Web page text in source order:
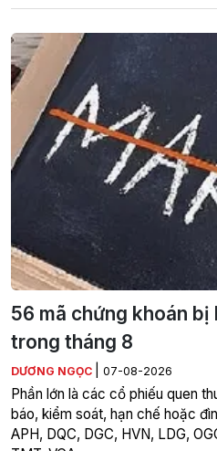
56 mã chứng khoán bị
trong tháng 8
DƯƠNG NGỌC 07-08-2026
Phần lớn là các cổ phiếu quen
báo, kiểm soát, hạn chế hoặc
APH, DQC, DGC, HVN, LDG,